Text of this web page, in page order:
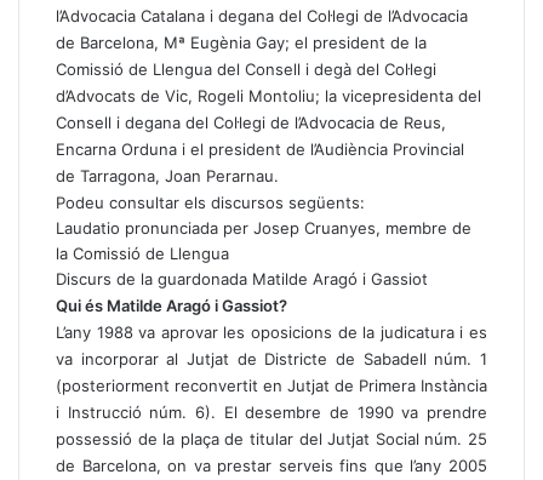
l’Advocacia Catalana i degana del Col·legi de l’Advocacia
de Barcelona, Mª Eugènia Gay; el president de la
Comissió de Llengua del Consell i degà del Col·legi
d’Advocats de Vic, Rogeli Montoliu; la vicepresidenta del
Consell i degana del Col·legi de l’Advocacia de Reus,
Encarna Orduna i el president de l’Audiència Provincial
de Tarragona, Joan Perarnau.
Podeu consultar els discursos següents:
Laudatio pronunciada per Josep Cruanyes, membre de
la Comissió de Llengua
Discurs de la guardonada Matilde Aragó i Gassiot
Qui és Matilde Aragó i Gassiot?
L’any 1988 va aprovar les oposicions de la judicatura i es
va incorporar al Jutjat de Districte de Sabadell núm. 1
(posteriorment reconvertit en Jutjat de Primera Instància
i Instrucció núm. 6). El desembre de 1990 va prendre
possessió de la plaça de titular del Jutjat Social núm. 25
de Barcelona, on va prestar serveis fins que l’any 2005